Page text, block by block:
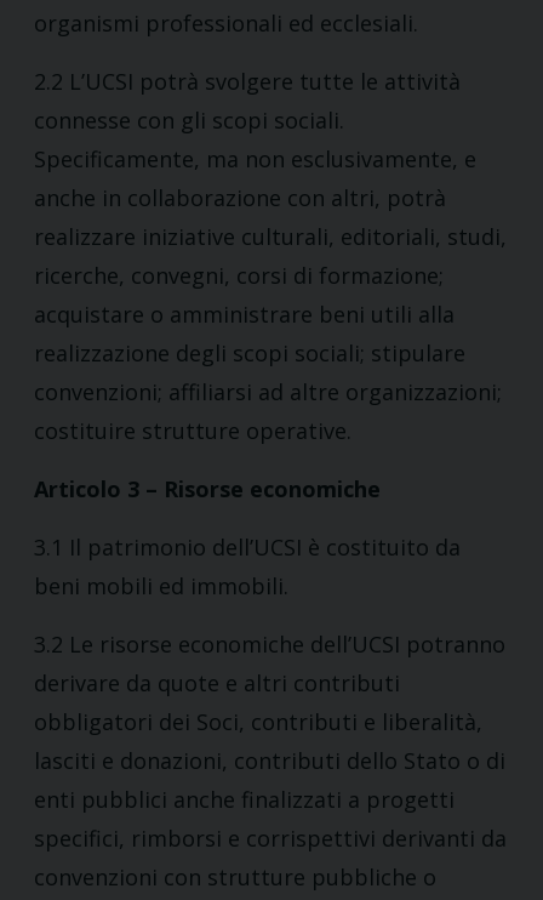
organismi professionali ed ecclesiali.
2.2 L’UCSI potrà svolgere tutte le attività
connesse con gli scopi sociali.
Specificamente, ma non esclusivamente, e
anche in collaborazione con altri, potrà
realizzare iniziative culturali, editoriali, studi,
ricerche, convegni, corsi di formazione;
acquistare o amministrare beni utili alla
realizzazione degli scopi sociali; stipulare
convenzioni; affiliarsi ad altre organizzazioni;
costituire strutture operative.
Articolo 3 – Risorse economiche
3.1 Il patrimonio dell’UCSI è costituito da
beni mobili ed immobili.
3.2 Le risorse economiche dell’UCSI potranno
derivare da quote e altri contributi
obbligatori dei Soci, contributi e liberalità,
lasciti e donazioni, contributi dello Stato o di
enti pubblici anche finalizzati a progetti
specifici, rimborsi e corrispettivi derivanti da
convenzioni con strutture pubbliche o